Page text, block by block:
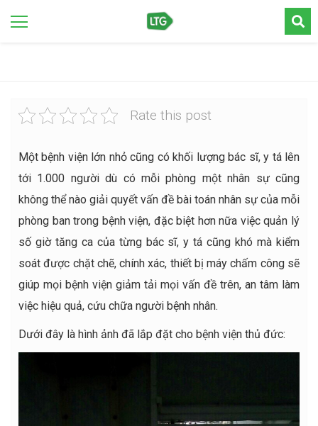
Rate this post
Một bệnh viện lớn nhỏ cũng có khối lượng bác sĩ, y tá lên
tới 1.000 người dù có mỗi phòng một nhân sự cũng
không thể nào giải quyết vấn đề bài toán nhân sự của mỗi
phòng ban trong bệnh viện, đặc biệt hơn nữa việc quản lý
số giờ tăng ca của từng bác sĩ, y tá cũng khó mà kiểm
soát được chặt chẽ, chính xác, thiết bị máy chấm công sẽ
giúp mọi bệnh viện giảm tải mọi vấn đề trên, an tâm làm
việc hiệu quả, cứu chữa người bệnh nhân.
Dưới đây là hình ảnh đã lắp đặt cho bệnh viện thủ đức: